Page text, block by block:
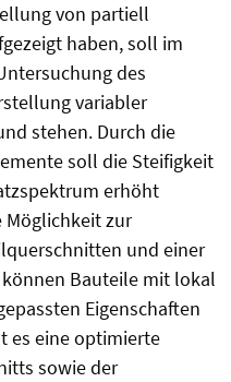
von partiell
haben, soll im
des
variabler
stehen. Durch die
soll die Steifigkeit
erhöht
Möglichkeit zur
und einer
Bauteile mit lokal
Eigenschaften
es eine optimierte
sowie der